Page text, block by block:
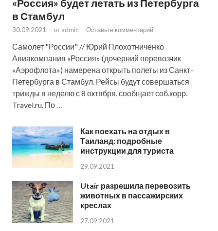
«Россия» будет летать из Петербурга
в Стамбул
30.09.2021 - от admin - Оставьте комментарий
Самолет "России" // Юрий Плохотниченко
Авиакомпания «Россия» (дочерний перевозчик
«Аэрофлота») намерена открыть полеты из Санкт-
Петербурга в Стамбул. Рейсы будут совершаться
трижды в неделю с 8 октября, сообщает соб.корр.
Travel.ru. По …
Как поехать на отдых в
Таиланд: подробные
инструкции для туриста
29.09.2021
Utair разрешила перевозить
животных в пассажирских
креслах
27.09.2021